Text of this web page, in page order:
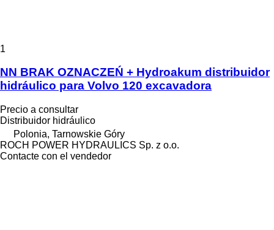
1
NN BRAK OZNACZEŃ + Hydroakum distribuidor
hidráulico para Volvo 120 excavadora
Precio a consultar
Distribuidor hidráulico
Polonia, Tarnowskie Góry
ROCH POWER HYDRAULICS Sp. z o.o.
Contacte con el vendedor